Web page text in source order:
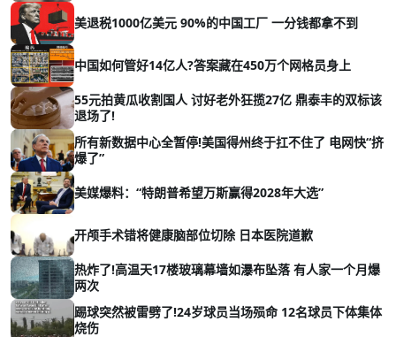
美退税1000亿美元 90%的中国工厂 一分钱都拿不到
中国如何管好14亿人?答案藏在450万个网格员身上
55元拍黄瓜收割国人 讨好老外狂揽27亿 鼎泰丰的双标该
退场了!
所有新数据中心全暂停!美国得州终于扛不住了 电网快“挤
爆了”
美媒爆料：“特朗普希望万斯赢得2028年大选”
开颅手术错将健康脑部位切除 日本医院道歉
热炸了!高温天17楼玻璃幕墙如瀑布坠落 有人家一个月爆
两次
踢球突然被雷劈了!24岁球员当场殒命 12名球员下体集体
烧伤